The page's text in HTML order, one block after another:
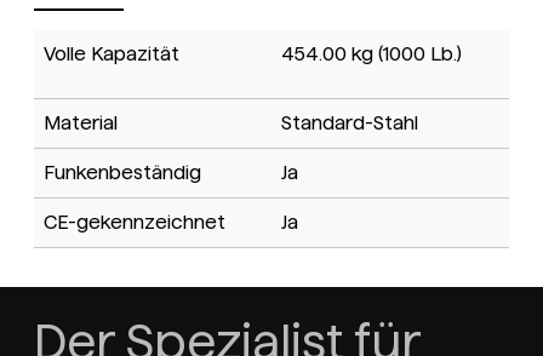
Volle Kapazität 454.00 kg (1000 Lb.)
Material Standard-Stahl
Funkenbeständig Ja
CE-gekennzeichnet Ja
Der Spezialist für